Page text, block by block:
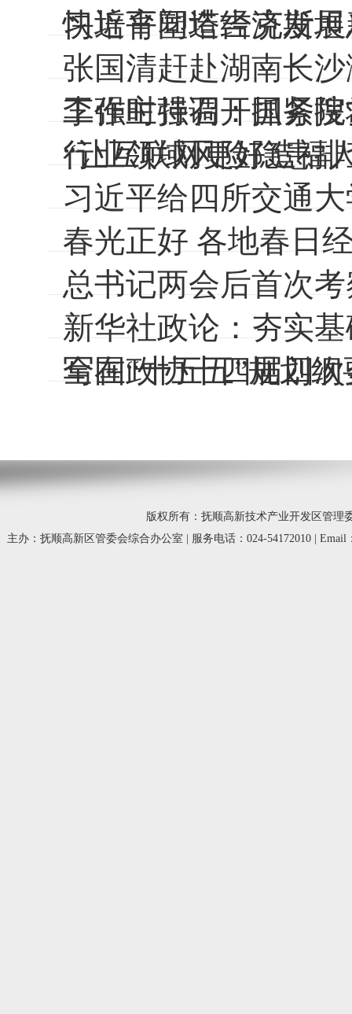
快培育塑造经济发
习近平同塔吉克斯
张国清赶赴湖南长
工作时强调：抓紧
行业领域风险隐患
李强主持召开国务
“让互联网更好造
习近平给四所交通
春光正好 各地春日
总书记两会后首次
新华社政论：夯实
写在“十五五”规划
全国政协十四届四
版权所有：抚顺高新技术产业开发区管理
主办：抚顺高新区管委会综合办公室 | 服务电话：024-54172010 | Email